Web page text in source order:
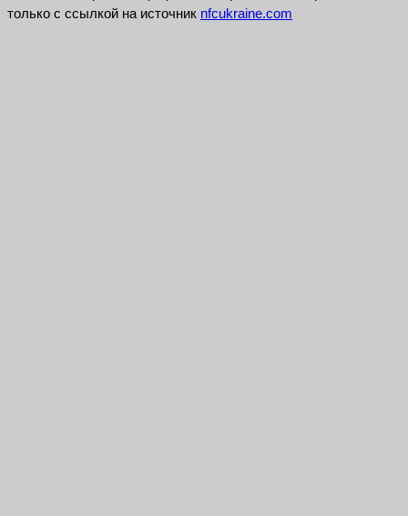
только с ссылкой на источник nfcukraine.com